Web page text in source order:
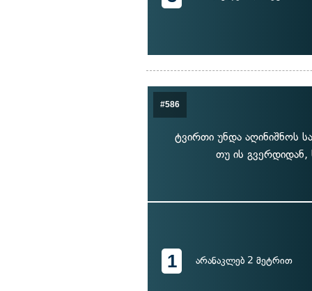
#586
ტვირთი უნდა აღინიშნოს
თუ ის გვერდიდან,
1 არანაკლებ 2 მეტრით